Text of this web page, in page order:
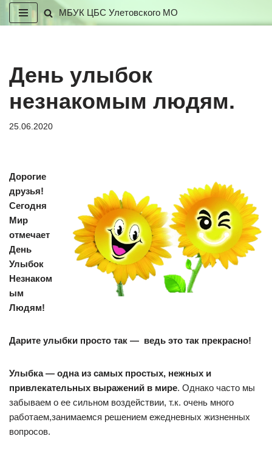
МБУК ЦБС Улетовского МО
День улыбок
незнакомым людям.
25.06.2020
Дорогие
друзья!
Сегодня
Мир
отмечает
День
Улыбок
Незнаком
ым
Людям!
Дарите улыбки просто так — ведь это так прекрасно!
Улыбка — одна из самых простых, нежных и
привлекательных выражений в мире. Однако часто мы
забываем о ее сильном воздействии, т.к. очень много
работаем,занимаемся решением ежедневных жизненных
вопросов.